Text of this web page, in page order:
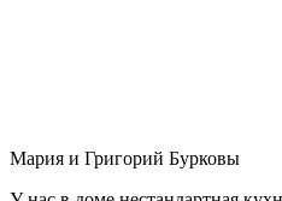
Мария и Григорий Бурковы